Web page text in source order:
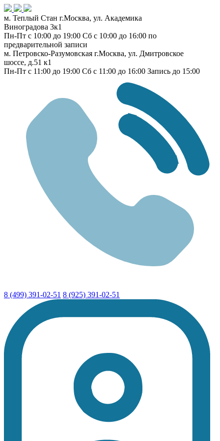
м. Теплый Стан г.Москва, ул. Академика
Виноградова 3к1
Пн-Пт с 10:00 до 19:00 Сб с 10:00 до 16:00 по
предварительной записи
м. Петровско-Разумовская г.Москва, ул. Дмитровское
шоссе, д.51 к1
Пн-Пт с 11:00 до 19:00 Сб с 11:00 до 16:00 Запись до 15:00
8 (499) 391-02-51 8 (925) 391-02-51